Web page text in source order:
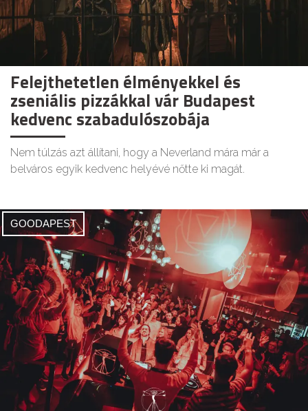
Felejthetetlen élményekkel és
zseniális pizzákkal vár Budapest
kedvenc szabadulószobája
Nem túlzás azt állítani, hogy a Neverland mára már a
belváros egyik kedvenc helyévé nőtte ki magát.
GOODAPEST